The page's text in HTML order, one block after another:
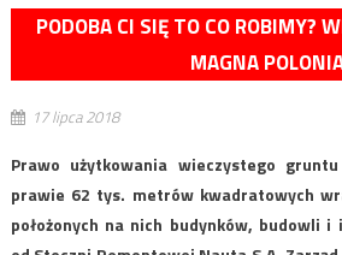
PODOBA CI SIĘ TO CO ROBIMY?
MAGNA
17 lipca 2018
Prawo użytkowania wieczystego
prawie 62 tys. metrów kwadratowych
położonych na nich budynków, budowli i